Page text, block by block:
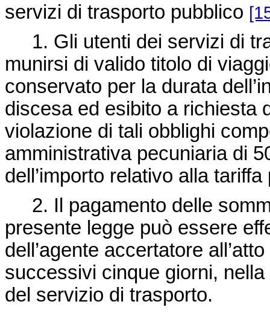
servizi di trasporto pubblico
1. Gli utenti dei servizi di
munirsi di valido titolo di
conservato per la durata
discesa ed esibito a richiesta
violazione di tali obblighi
amministrativa pecuniaria di
dell’importo relativo alla
2. Il pagamento delle
presente legge può essere
dell’agente accertatore
successivi cinque giorni,
del servizio di trasporto.